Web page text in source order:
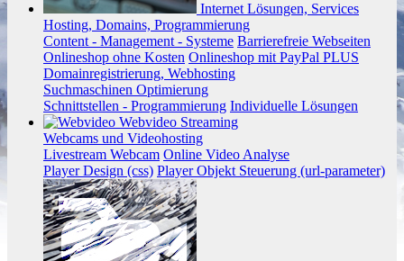
Internet Lösungen, Services
Hosting, Domains, Programmierung
Content - Management - Systeme Barrierefreie Webseiten
Onlineshop ohne Kosten Onlineshop mit PayPal PLUS
Domainregistrierung, Webhosting
Suchmaschinen Optimierung
Schnittstellen - Programmierung Individuelle Lösungen
Webvideo Streaming
Webcams und Videohosting
Livestream Webcam Online Video Analyse
Player Design (css) Player Objekt Steuerung (url-parameter)